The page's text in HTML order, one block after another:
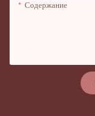
Содержание